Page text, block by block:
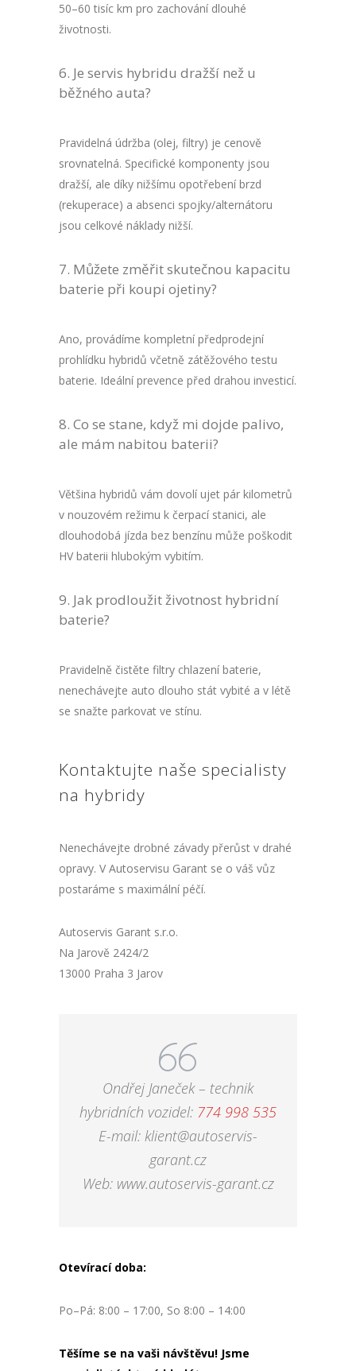
50–60 tisíc km pro zachování dlouhé
životnosti.
Je servis hybridu dražší než u
běžného auta?
Pravidelná údržba (olej, filtry) je cenově
srovnatelná. Specifické komponenty jsou
dražší, ale díky nižšímu opotřebení brzd
(rekuperace) a absenci spojky/alternátoru
jsou celkové náklady nižší.
Můžete změřit skutečnou kapacitu
baterie při koupi ojetiny?
Ano, provádíme kompletní předprodejní
prohlídku hybridů včetně zátěžového testu
baterie. Ideální prevence před drahou investicí.
Co se stane, když mi dojde palivo,
ale mám nabitou baterii?
Většina hybridů vám dovolí ujet pár kilometrů
v nouzovém režimu k čerpací stanici, ale
dlouhodobá jízda bez benzínu může poškodit
HV baterii hlubokým vybitím.
Jak prodloužit životnost hybridní
baterie?
Pravidelně čistěte filtry chlazení baterie,
nenechávejte auto dlouho stát vybité a v létě
se snažte parkovat ve stínu.
Kontaktujte naše specialisty
na hybridy
Nenechávejte drobné závady přerůst v drahé
opravy. V Autoservisu Garant se o váš vůz
postaráme s maximální péčí.
Autoservis Garant s.r.o.
Na Jarově 2424/2
13000 Praha 3 Jarov
Ondřej Janeček – technik
hybridních vozidel: 774 998 535
E-mail: klient@autoservis-
garant.cz
Web: www.autoservis-garant.cz
Otevírací doba:
Po–Pá: 8:00 – 17:00, So 8:00 – 14:00
Těšíme se na vaši návštěvu! Jsme